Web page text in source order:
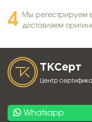
Мы регестрируем
доставляем
ТКСерт
Центр
Whatsapp